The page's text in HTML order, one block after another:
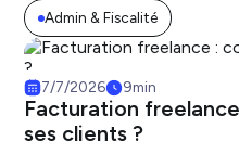
Admin & Fiscalité
7/7/2026 9min
Facturation
ses clients ?